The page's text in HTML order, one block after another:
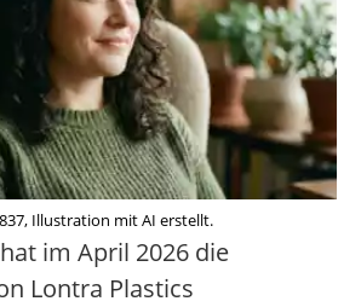
Illustration mit AI erstellt.
im April 2026 die
Lontra Plastics